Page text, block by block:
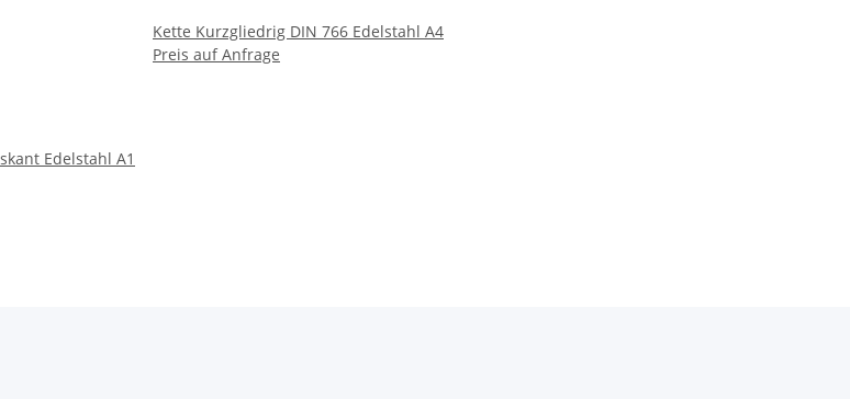
Edelstahl A1
Kette Kurzgliedrig DIN 766 Edelstahl A4
Preis auf Anfrage